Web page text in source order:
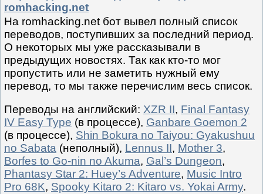
romhacking.net
На romhacking.net бот вывел полный список
переводов, поступивших за последний период.
О некоторых мы уже рассказывали в
предыдущих новостях. Так как кто-то мог
пропустить или не заметить нужный ему
перевод, то мы также перечислим весь список.
Переводы на английский: XZR II, Final Fantasy
IV Easy Type (в процессе), Ganbare Goemon 2
(в процессе), Shin Bokura no Taiyou: Gyakushuu
no Sabata (неполный), Lennus II, Mother 3,
Borfes to Go-nin no Akuma, Gal’s Dungeon,
Phantasy Star 2: Huey’s Adventure, Music Intro
Pro 68K, Spooky Kitaro 2: Kitaro vs. Yokai Army.